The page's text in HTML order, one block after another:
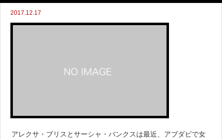
2017.12.17
アレクサ・ブリスとサーシャ・バンクスは最近、アブダビで女